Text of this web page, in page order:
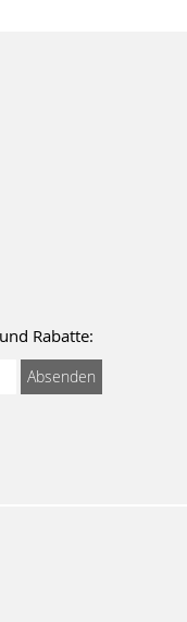
Rabatte:
Absenden